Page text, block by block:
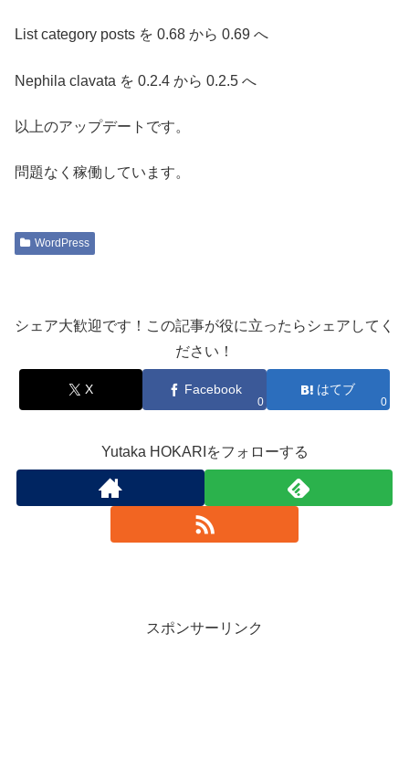
List category posts を 0.68 から 0.69 へ
Nephila clavata を 0.2.4 から 0.2.5 へ
以上のアップデートです。
問題なく稼働しています。
WordPress
シェア大歓迎です！この記事が役に立ったらシェアしてく
ださい！
X Facebook
0
はてブ
0
Yutaka HOKARIをフォローする
スポンサーリンク